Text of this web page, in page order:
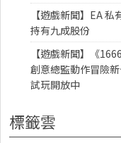
【遊戲新聞】EA
持有九成股份
【遊戲新聞】《
創意總監動作冒險
試玩開放中
標籤雲